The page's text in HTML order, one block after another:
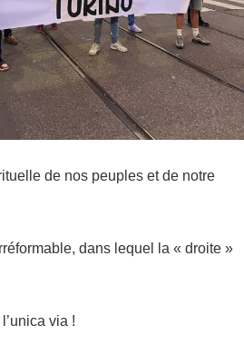
de nos peuples et de notre
dans lequel la « droite »
via !